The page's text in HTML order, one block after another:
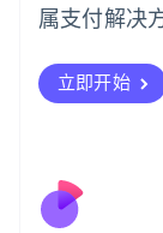
属支付解决
立即开始
日本
瑞典
Svenska
瑞士
English
斯洛伐克